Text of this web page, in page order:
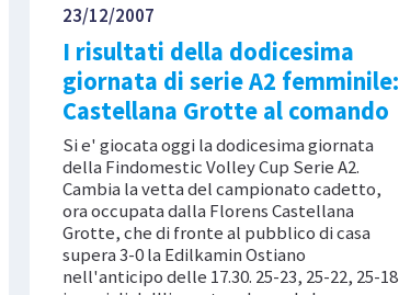
23/12/2007
I risultati della dodicesima
giornata di serie A2 femminile:
Castellana Grotte al comando
Si e' giocata oggi la dodicesima giornata
della Findomestic Volley Cup Serie A2.
Cambia la vetta del campionato cadetto,
ora occupata dalla Florens Castellana
Grotte, che di fronte al pubblico di casa
supera 3-0 la Edilkamin Ostiano
nell'anticipo delle 17.30. 25-23, 25-22, 25-18